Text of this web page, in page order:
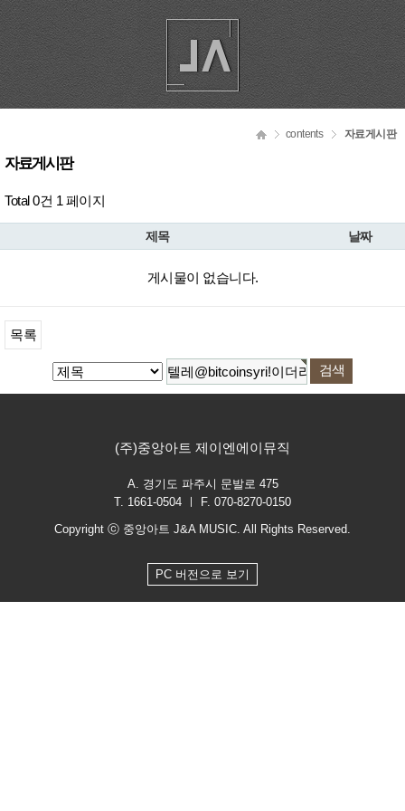
contents 자료게시판
자료게시판
Total 0건 1 페이지
제목 날짜
게시물이 없습니다.
목록
(주)중앙아트 제이엔에이뮤직
A. 경기도 파주시 문발로 475
T. 1661-0504 ㅣ F. 070-8270-0150
Copyright ⓒ 중앙아트 J&A MUSIC. All Rights Reserved.
PC 버전으로 보기